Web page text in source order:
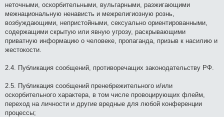
неточными, оскорбительными, вульгарными, разжигающими
межнациональную ненависть и межрелигиозную рознь,
возбуждающими, непристойными, сексуально ориентированными,
содержащими скрытую или явную угрозу, раскрывающими
приватную информацию о человеке, пропаганда, призыв к насилию и
жестокости.
2.4. Публикация сообщений, противоречащих законодательству РФ.
2.5. Публикация сообщений пренебрежительного и/или
оскорбительного характера, в том числе провоцирующих флейм,
переход на личности и другие вредные для любой конференции
процессы;